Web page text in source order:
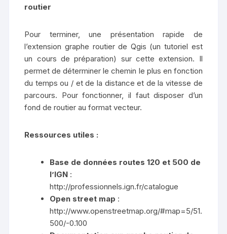
routier
Pour terminer, une présentation rapide de
l’extension graphe routier de Qgis (un tutoriel est
un cours de préparation) sur cette extension. Il
permet de déterminer le chemin le plus en fonction
du temps ou / et de la distance et de la vitesse de
parcours. Pour fonctionner, il faut disposer d’un
fond de routier au format vecteur.
Ressources utiles :
Base de données routes 120 et 500 de
l’IGN :
http://professionnels.ign.fr/catalogue
Open street map :
http://www.openstreetmap.org/#map=5/51.
500/-0.100